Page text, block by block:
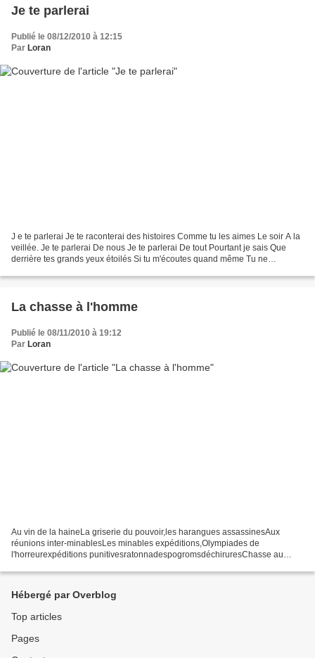
Je te parlerai
Publié le 08/12/2010 à 12:15
Par Loran
J e te parlerai Je te raconterai des histoires Comme tu les aimes Le soir A la
veillée. Je te parlerai De nous Je te parlerai De tout Pourtant je sais Que
derrière tes grands yeux étoilés Si tu m'écoutes quand même Tu ne
La chasse à l'homme
Publié le 08/11/2010 à 19:12
Par Loran
Au vin de la haineLa griserie du pouvoir,les harangues assassinesAux
réunions inter-minablesLes minables expéditions,Olympiades de
l'horreurexpéditions punitivesratonnadespogromsdéchiruresChasse au
Hébergé par Overblog
Top articles
Pages